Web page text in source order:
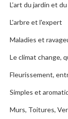
L’art du jardin et
L'arbre et l'expert
Maladies et
Le climat change,
Fleurissement,
Simples et
Murs, Toitures,